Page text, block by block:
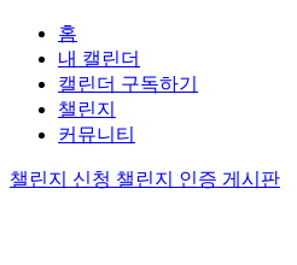
홈
내 캘린더
캘린더 구독하기
챌린지
커뮤니티
챌린지 신청 챌린지 인증 게시판